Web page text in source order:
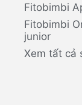
Fitobimbi
Fitobimbi
junior
Xem tất cả